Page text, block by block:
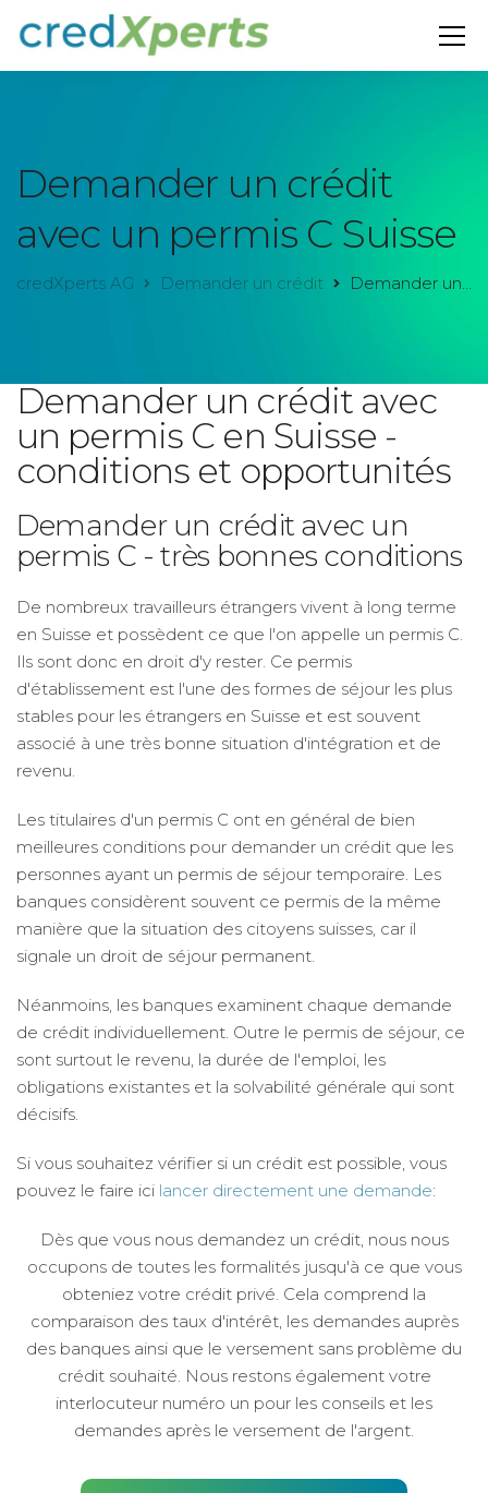
Demander un crédit
avec un permis C Suisse
credXperts AG Demander un crédit Demander un crédit avec un permis C Suisse
Demander un crédit avec
un permis C en Suisse -
conditions et opportunités
Demander un crédit avec un
permis C - très bonnes conditions
De nombreux travailleurs étrangers vivent à long terme
en Suisse et possèdent ce que l'on appelle un permis C.
Ils sont donc en droit d'y rester. Ce permis
d'établissement est l'une des formes de séjour les plus
stables pour les étrangers en Suisse et est souvent
associé à une très bonne situation d'intégration et de
revenu.
Les titulaires d'un permis C ont en général de bien
meilleures conditions pour demander un crédit que les
personnes ayant un permis de séjour temporaire. Les
banques considèrent souvent ce permis de la même
manière que la situation des citoyens suisses, car il
signale un droit de séjour permanent.
Néanmoins, les banques examinent chaque demande
de crédit individuellement. Outre le permis de séjour, ce
sont surtout le revenu, la durée de l'emploi, les
obligations existantes et la solvabilité générale qui sont
décisifs.
Si vous souhaitez vérifier si un crédit est possible, vous
pouvez le faire ici lancer directement une demande:
Dès que vous nous demandez un crédit, nous nous
occupons de toutes les formalités jusqu'à ce que vous
obteniez votre crédit privé. Cela comprend la
comparaison des taux d'intérêt, les demandes auprès
des banques ainsi que le versement sans problème du
crédit souhaité. Nous restons également votre
interlocuteur numéro un pour les conseils et les
demandes après le versement de l'argent.